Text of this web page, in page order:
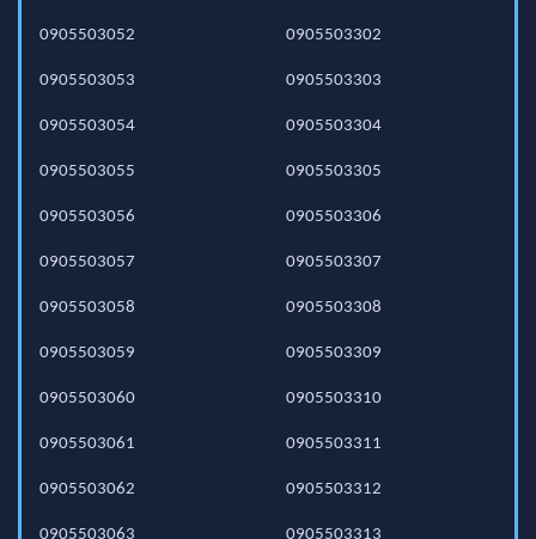
0905503052
0905503053
0905503054
0905503055
0905503056
0905503057
0905503058
0905503059
0905503060
0905503061
0905503062
0905503063
0905503302
0905503303
0905503304
0905503305
0905503306
0905503307
0905503308
0905503309
0905503310
0905503311
0905503312
0905503313